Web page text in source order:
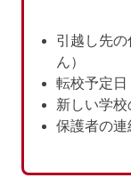
引越し先
ん）
転校予定日
新しい学校
保護者の連